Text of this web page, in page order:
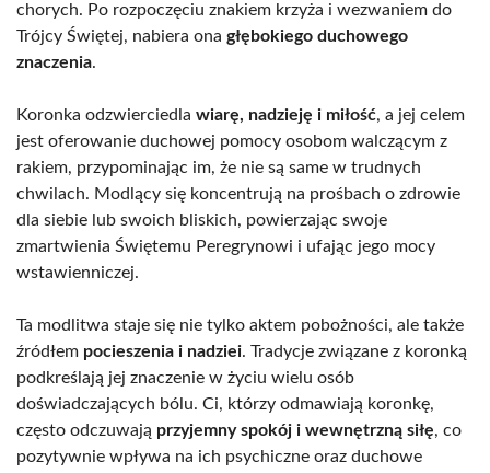
chorych. Po rozpoczęciu znakiem krzyża i wezwaniem do
Trójcy Świętej, nabiera ona głębokiego duchowego
znaczenia.
Koronka odzwierciedla wiarę, nadzieję i miłość, a jej celem
jest oferowanie duchowej pomocy osobom walczącym z
rakiem, przypominając im, że nie są same w trudnych
chwilach. Modlący się koncentrują na prośbach o zdrowie
dla siebie lub swoich bliskich, powierzając swoje
zmartwienia Świętemu Peregrynowi i ufając jego mocy
wstawienniczej.
Ta modlitwa staje się nie tylko aktem pobożności, ale także
źródłem pocieszenia i nadziei. Tradycje związane z koronką
podkreślają jej znaczenie w życiu wielu osób
doświadczających bólu. Ci, którzy odmawiają koronkę,
często odczuwają przyjemny spokój i wewnętrzną siłę, co
pozytywnie wpływa na ich psychiczne oraz duchowe